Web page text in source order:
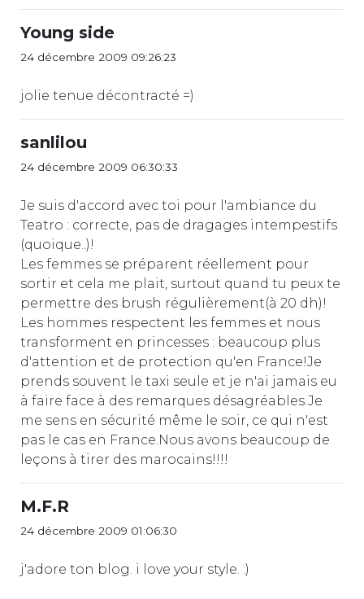
Young side
24 décembre 2009 09:26:23
jolie tenue décontracté =)
sanlilou
24 décembre 2009 06:30:33
Je suis d'accord avec toi pour l'ambiance du
Teatro : correcte, pas de dragages intempestifs
(quoique..)!
Les femmes se préparent réellement pour
sortir et cela me plait, surtout quand tu peux te
permettre des brush régulièrement(à 20 dh)!
Les hommes respectent les femmes et nous
transforment en princesses : beaucoup plus
d'attention et de protection qu'en France!Je
prends souvent le taxi seule et je n'ai jamais eu
à faire face à des remarques désagréables.Je
me sens en sécurité même le soir, ce qui n'est
pas le cas en France.Nous avons beaucoup de
leçons à tirer des marocains!!!!
M.F.R
24 décembre 2009 01:06:30
j'adore ton blog. i love your style. :)